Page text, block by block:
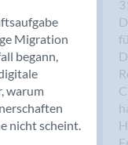
Migration
begann,
warum
nicht scheint.